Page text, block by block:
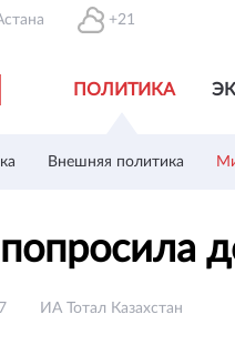
+21
ПОЛИТИКА
Внешняя политика
ИА Тотал Казахстан